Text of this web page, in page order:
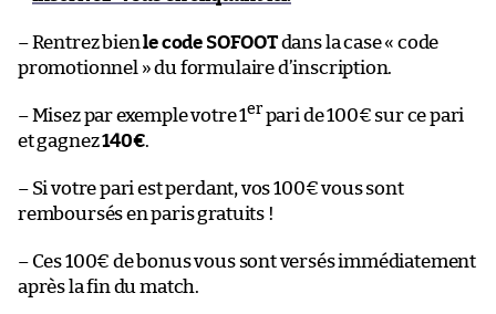
– Rentrez bienle code SOFOOTdans la case « code
promotionnel » du formulaire d’inscription.
– Misez par exemple votre 1er pari de 100€ sur ce pari
et gagnez140€.
– Si votre pari est perdant, vos 100€ vous sont
remboursés en paris gratuits !
– Ces 100€ de bonus vous sont versés immédiatement
après la fin du match.